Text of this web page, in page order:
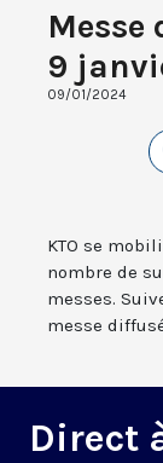
Messe
9
09/01/2024
KTO se
nombre de
messes.
messe
Direct